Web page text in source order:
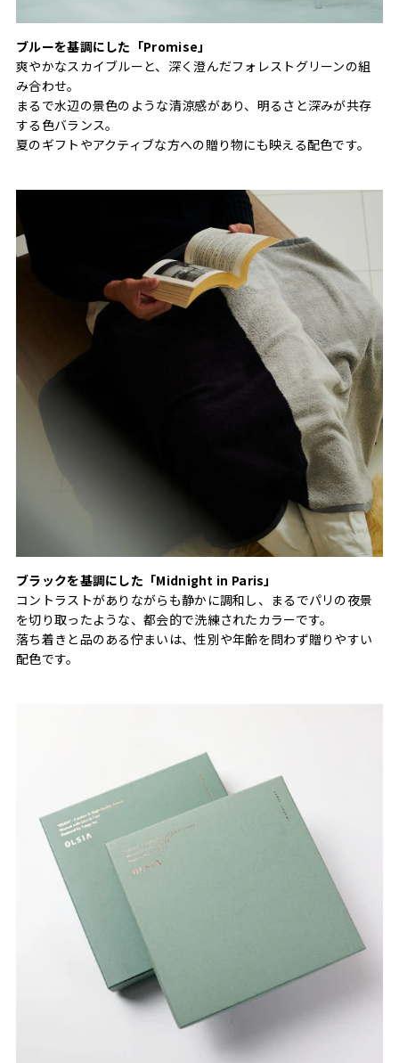
ブルーを基調にした「Promise」
爽やかなスカイブルーと、深く澄んだフォレストグリーンの組
み合わせ。
まるで水辺の景色のような清涼感があり、明るさと深みが共存
する色バランス。
夏のギフトやアクティブな方への贈り物にも映える配色です。
ブラックを基調にした「Midnight in Paris」
コントラストがありながらも静かに調和し、まるでパリの夜景
を切り取ったような、都会的で洗練されたカラーです。
落ち着きと品のある佇まいは、性別や年齢を問わず贈りやすい
配色です。